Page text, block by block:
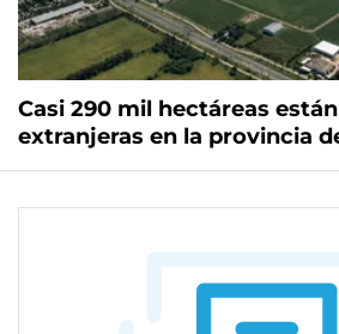
Casi 290 mil hectáreas
extranjeras en la provincia